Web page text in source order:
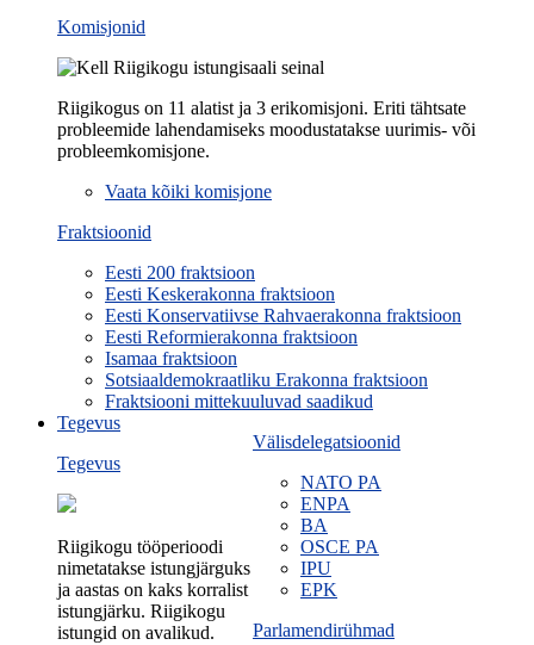
Komisjonid
Riigikogus on 11 alatist ja 3 erikomisjoni. Eriti tähtsate
probleemide lahendamiseks moodustatakse uurimis- või
probleemkomisjone.
Vaata kõiki komisjone
Fraktsioonid
Eesti 200 fraktsioon
Eesti Keskerakonna fraktsioon
Eesti Konservatiivse Rahvaerakonna fraktsioon
Eesti Reformierakonna fraktsioon
Isamaa fraktsioon
Sotsiaaldemokraatliku Erakonna fraktsioon
Fraktsiooni mittekuuluvad saadikud
Välisdelegatsioonid
NATO PA
ENPA
BA
OSCE PA
IPU
EPK
Parlamendirühmad
Tegevus
Tegevus
Riigikogu tööperioodi
nimetatakse istungjärguks
ja aastas on kaks korralist
istungjärku. Riigikogu
istungid on avalikud.